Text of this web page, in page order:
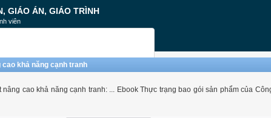
GIÁO ÁN, GIÁO TRÌNH
viên
khả năng cạnh tranh
cao khả năng cạnh tranh: ... Ebook Thực trạng bao gói sản phẩm của